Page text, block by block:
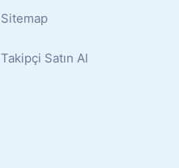
Sitemap
Takipçi Satın Al